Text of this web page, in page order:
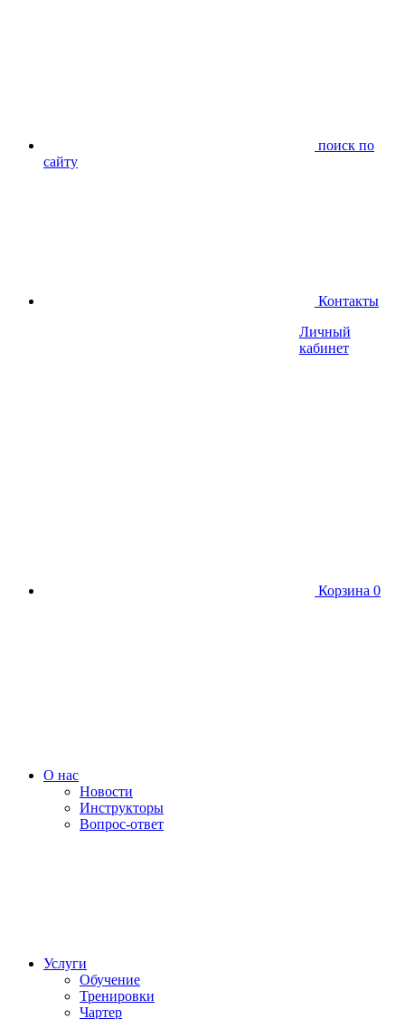
поиск по
сайту
Контакты
Личный
кабинет
Корзина 0
О нас
Новости
Инструкторы
Вопрос-ответ
Услуги
Обучение
Тренировки
Чартер